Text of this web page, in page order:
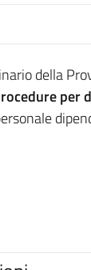
della
per